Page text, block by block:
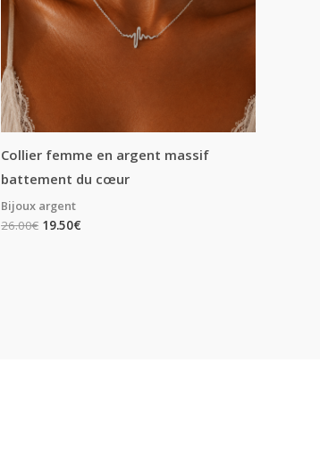
Collier femme en argent massif
battement du cœur
Bijoux argent
26.00€ 19.50€